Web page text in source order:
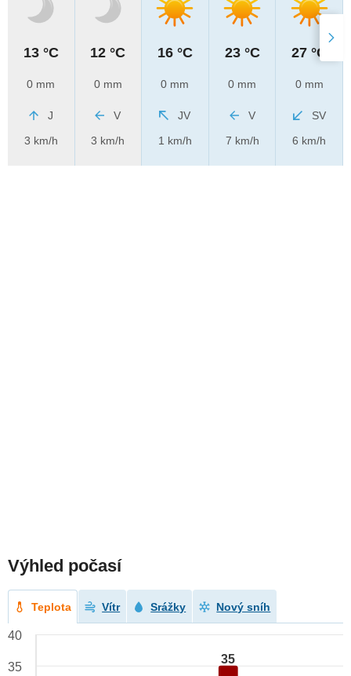
13 °C
0 mm
J
3 km/h
12 °C
0 mm
V
3 km/h
16 °C
0 mm
JV
1 km/h
23 °C
0 mm
V
7 km/h
27 °C
0 mm
SV
6 km/h
Výhled počasí
Teplota Vítr Srážky Nový sníh
35
40
35